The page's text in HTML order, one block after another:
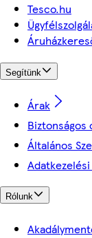
Tesco.hu
Segítünk
Árak
Biztonságos
Általános
Rólunk